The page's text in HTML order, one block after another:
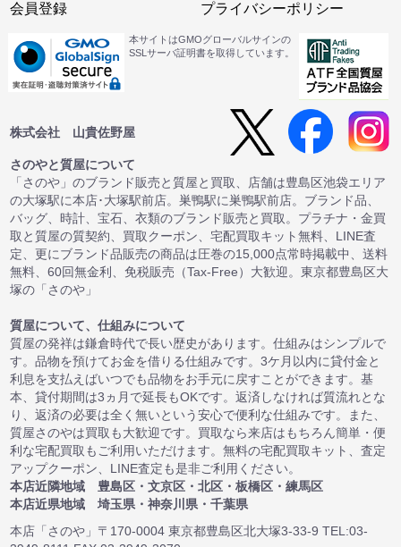
会員登録
プライバシーポリシー
本サイトはGMOグローバルサインの
SSLサーバ証明書を取得しています。
株式会社 山貴佐野屋
さのやと質屋について
「さのや」のブランド販売と質屋と買取、店舗は豊島区池袋エリア
の大塚駅に本店･大塚駅前店。巣鴨駅に巣鴨駅前店。ブランド品、
バッグ、時計、宝石、衣類のブランド販売と買取。プラチナ・金買
取と質屋の質契約、買取クーポン、宅配買取キット無料、LINE査
定、更にブランド品販売の商品は圧巻の15,000点常時掲載中、送料
無料、60回無金利、免税販売（Tax-Free）大歓迎。東京都豊島区大
塚の「さのや」
質屋について、仕組みについて
質屋の発祥は鎌倉時代で長い歴史があります。仕組みはシンプルで
す。品物を預けてお金を借りる仕組みです。3ケ月以内に貸付金と
利息を支払えばいつでも品物をお手元に戻すことができます。基
本、貸付期間は3ヵ月で延長もOKです。返済しなければ質流れとな
り、返済の必要は全く無いという安心で便利な仕組みです。また、
質屋さのやは買取も大歓迎です。買取なら来店はもちろん簡単・便
利な宅配買取もご利用いただけます。無料の宅配買取キット、査定
アップクーポン、LINE査定も是非ご利用ください。
本店近隣地域 豊島区・文京区・北区・板橋区・練馬区
本店近県地域 埼玉県・神奈川県・千葉県
本店「さのや」〒170-0004 東京都豊島区北大塚3-33-9 TEL:03-